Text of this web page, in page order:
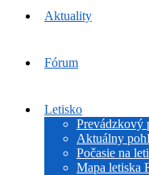
Aktuality
Fórum
Letisko
Prevádzkový
Aktuálny
Počasie na
Mapa letiska